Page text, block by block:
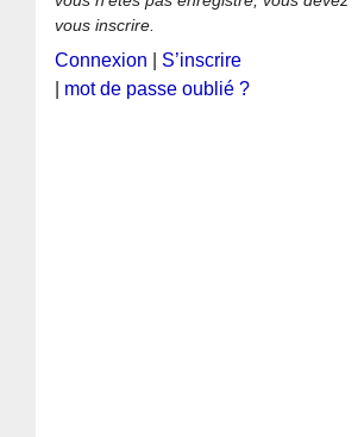
vous inscrire.
Connexion
S’inscrire
mot de passe oublié ?